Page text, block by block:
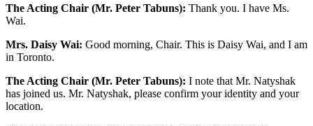
The Acting Chair (Mr. Peter Tabuns): Thank you. I have Ms.
Wai.
Mrs. Daisy Wai: Good morning, Chair. This is Daisy Wai, and I am
in Toronto.
The Acting Chair (Mr. Peter Tabuns): I note that Mr. Natyshak
has joined us. Mr. Natyshak, please confirm your identity and your
location.